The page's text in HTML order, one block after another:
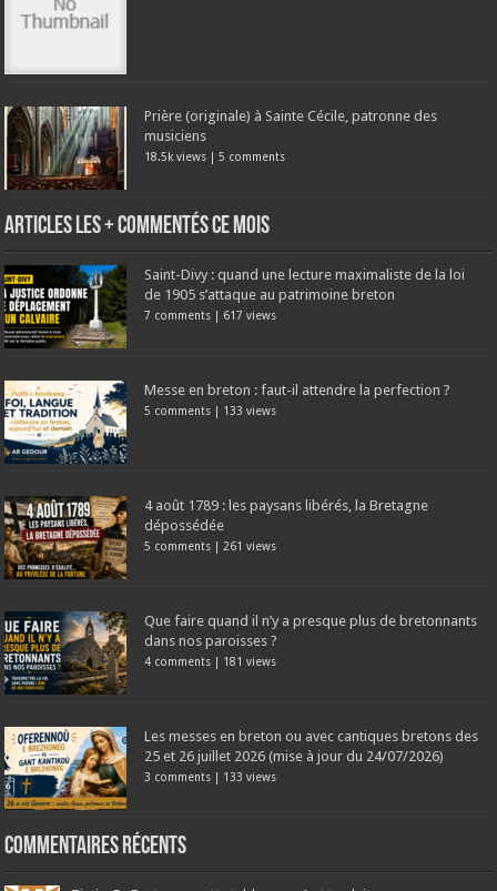
Prière (originale) à Sainte Cécile, patronne des
musiciens
18.5k views |5 comments
Articles les + commentés ce mois
Saint-Divy : quand une lecture maximaliste de la loi
de 1905 s’attaque au patrimoine breton
7 comments | 617 views
Messe en breton : faut-il attendre la perfection ?
5 comments | 133 views
4 août 1789 : les paysans libérés, la Bretagne
dépossédée
5 comments | 261 views
Que faire quand il n’y a presque plus de bretonnants
dans nos paroisses ?
4 comments | 181 views
Les messes en breton ou avec cantiques bretons des
25 et 26 juillet 2026 (mise à jour du 24/07/2026)
3 comments | 133 views
Commentaires récents